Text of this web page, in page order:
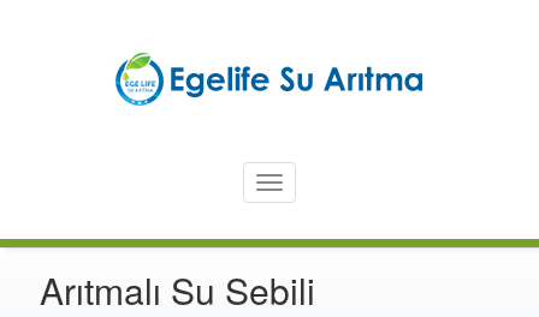
En İyi Su Arıtma Cihazı – Ege
Life Su Arıtma Cihazı
Toggle
navigation
Arıtmalı Su Sebili